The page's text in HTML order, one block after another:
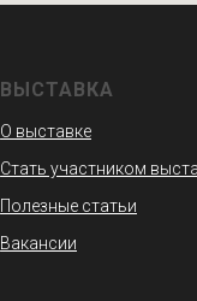
ВЫСТАВКА
О выставке
Стать участником
Полезные статьи
Вакансии